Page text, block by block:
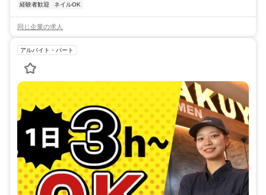
経験者歓迎
ネイルOK
同じ企業の求人
アルバイト・パート